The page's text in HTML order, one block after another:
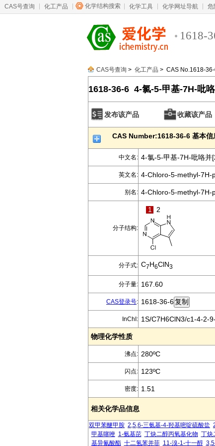
CAS号查询 化工产品 化学结构搜索 化学工具 化学网址导航 危
1618-
CAS号查询 > 化工产品 > CAS No.1618-
1618-36-6 4-氯-5-甲基-7H-吡
发布该产品 收藏该产品
CAS Number:1618-36-6 基本信
中文名: 4-氯-5-甲基-7H-吡咯并
英文名: 4-Chloro-5-methyl-7H-
别名: 4-Chloro-5-methyl-7H-
分子结构:
1 2
分子式: C7H6ClN3
分子量: 167.60
CAS登录号: 1618-36-6
InChI: 1S/C7H6ClN3/c1-4-2-
物理化学性质
沸点: 280ºC
闪点: 123ºC
密度: 1.51
相关化学品信息
双甲苯醚甲胺 2,5,6-三氨基-4-羟基嘧啶硫酸盐
甲基噻唑 1-氨基芘 丁炔二醇丙氧基化物 丁炔
基异氰酸酯 十二氢苯并菲 11-溴-1-十一醇